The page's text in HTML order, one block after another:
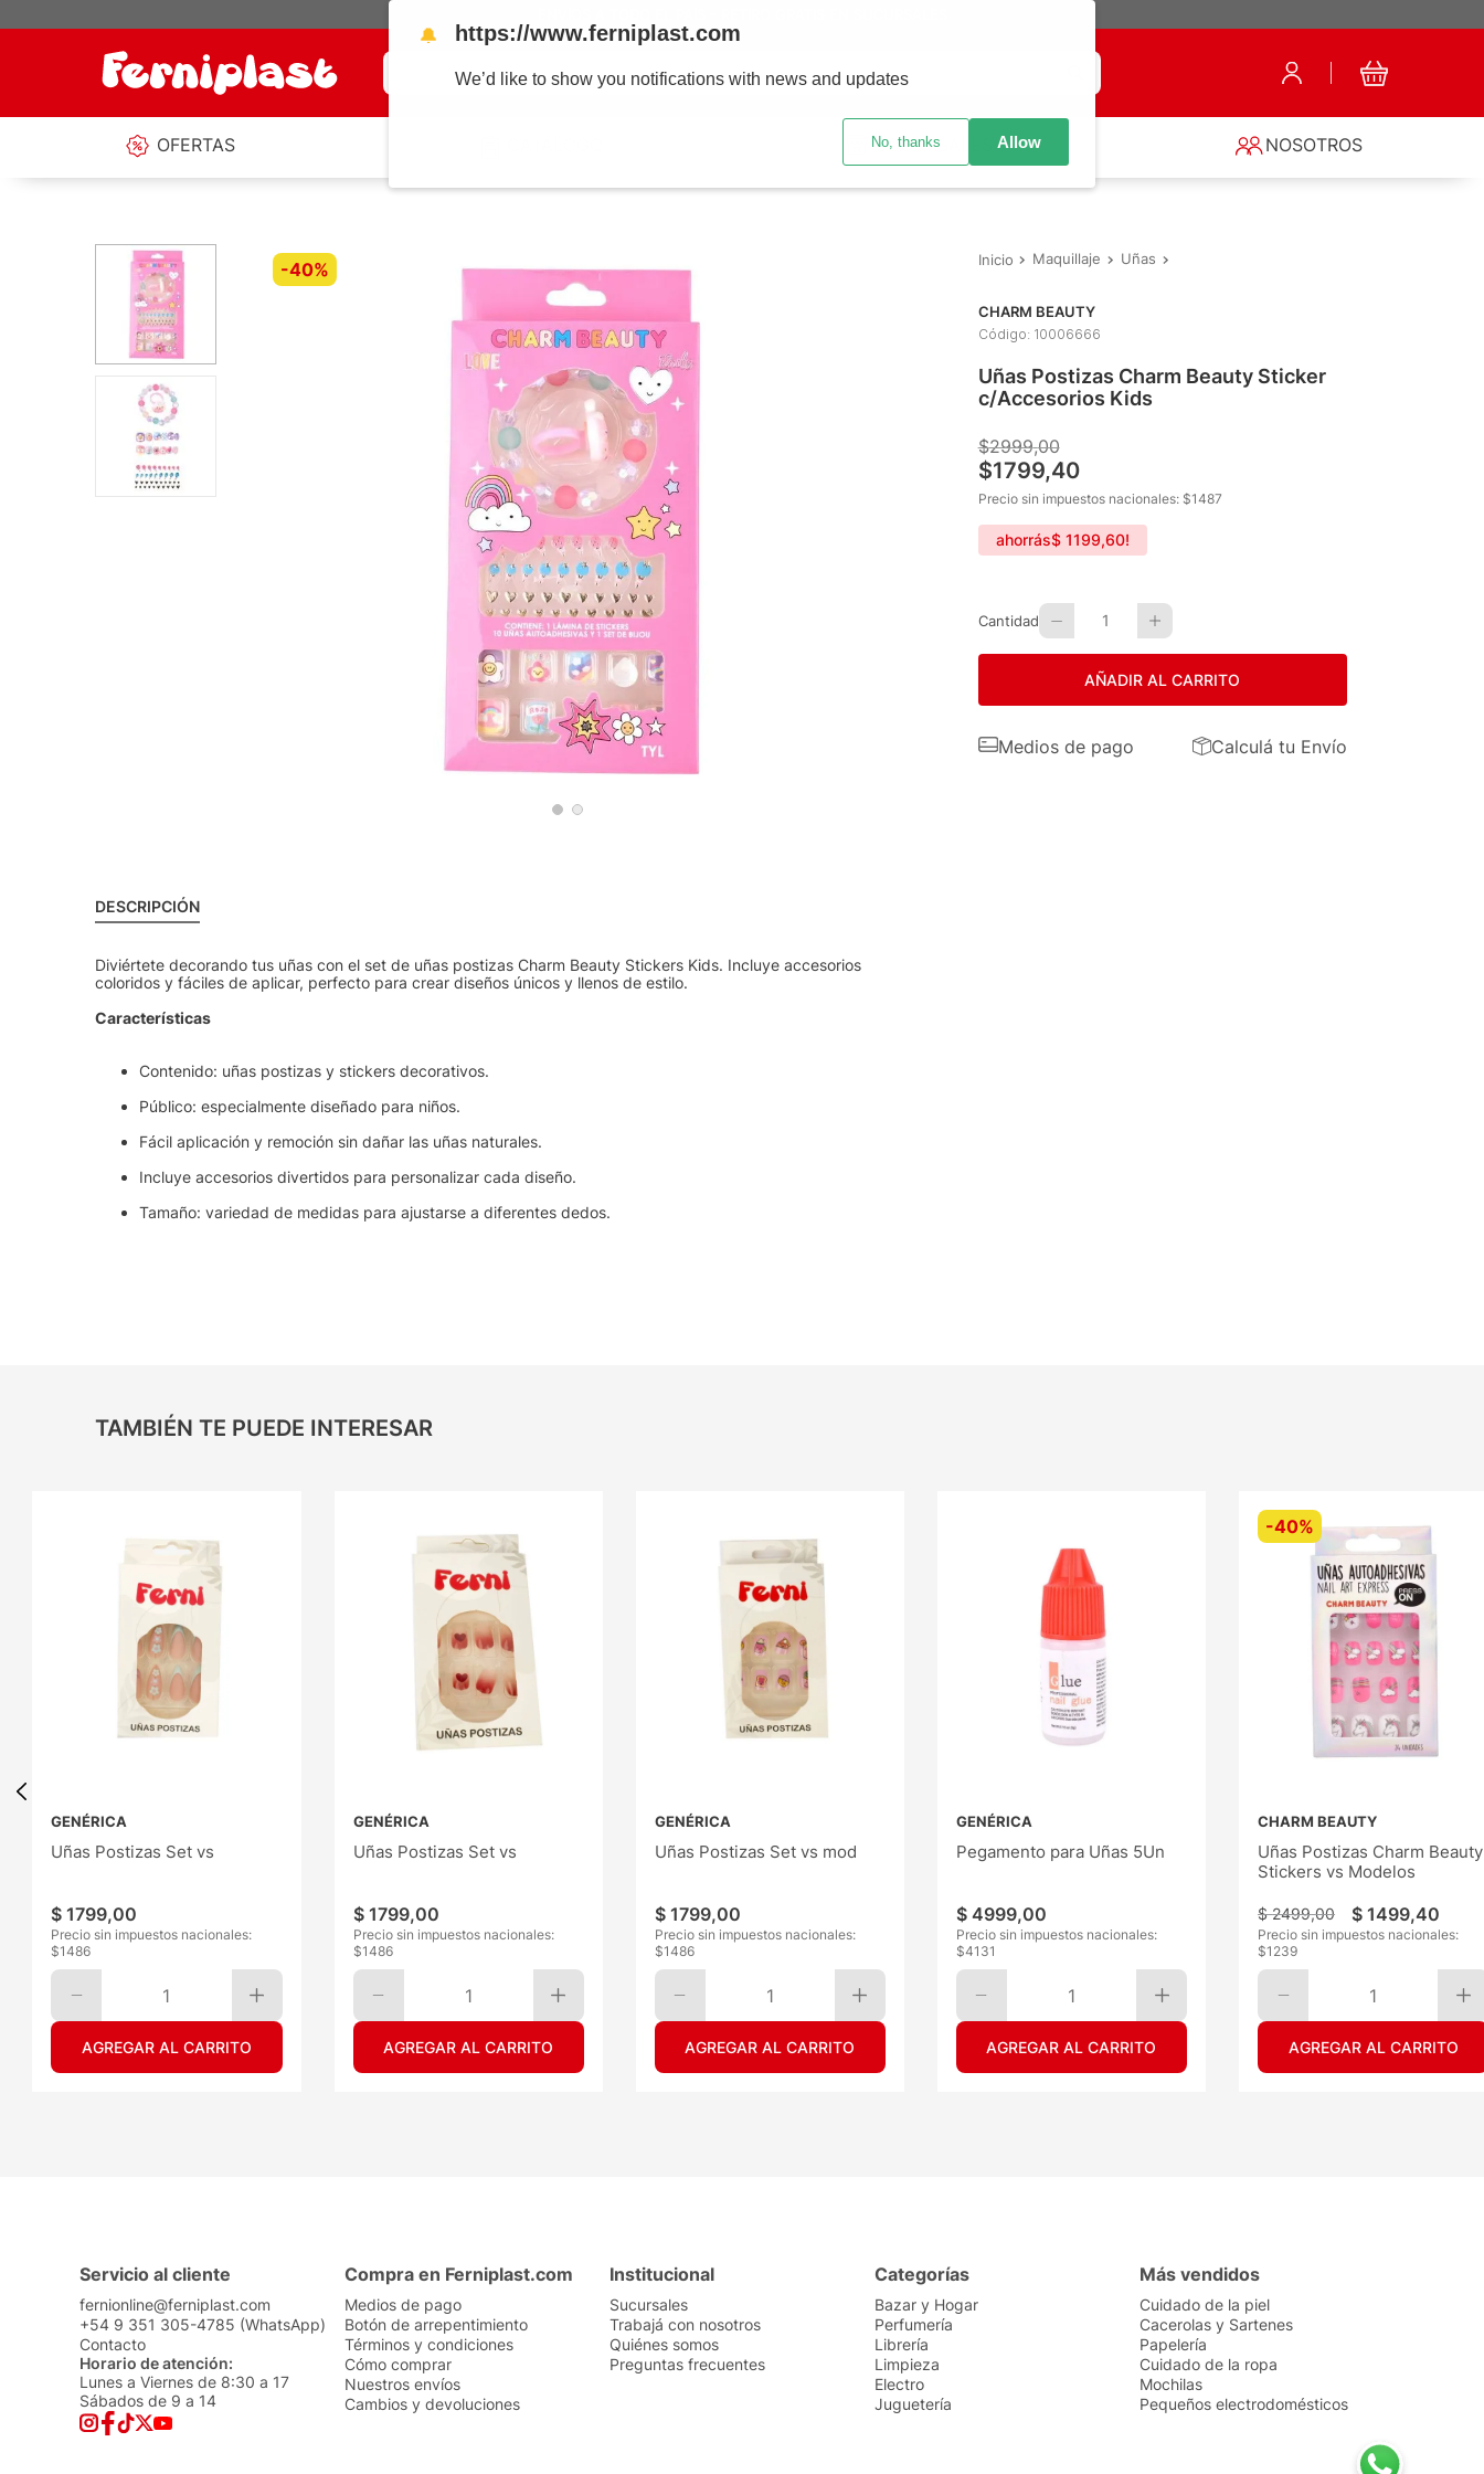
¿Qué estás buscando?
OFERTAS SUCURSALES NOSOTROS
-40%
DESCRIPCIÓN
Diviértete decorando tus uñas con el set de uñas postizas Charm Beauty Stickers Kids. Incluye accesorios
coloridos y fáciles de aplicar, perfecto para crear diseños únicos y llenos de estilo.
Características
Contenido: uñas postizas y stickers decorativos.
Público: especialmente diseñado para niños.
Fácil aplicación y remoción sin dañar las uñas naturales.
Incluye accesorios divertidos para personalizar cada diseño.
Tamaño: variedad de medidas para ajustarse a diferentes dedos.
Maquillaje Uñas
CHARM BEAUTY
Código: 10006666
Uñas Postizas Charm Beauty Sticker
c/Accesorios Kids
$2999,00
$1799,40
Precio sin impuestos nacionales: $1487
ahorrás$ 1199,60!
Cantidad 1
AÑADIR AL CARRITO
Medios de pago Calculá tu Envío
TAMBIÉN TE PUEDE INTERESAR
GENÉRICA
Uñas Postizas Set vs
$ 1799,00
Precio sin impuestos nacionales:
$1486
1
AGREGAR AL CARRITO
GENÉRICA
Uñas Postizas Set vs
$ 1799,00
Precio sin impuestos nacionales:
$1486
1
AGREGAR AL CARRITO
GENÉRICA
Uñas Postizas Set vs mod
$ 1799,00
Precio sin impuestos nacionales:
$1486
1
AGREGAR AL CARRITO
GENÉRICA
Pegamento para Uñas 5Un
$ 4999,00
Precio sin impuestos nacionales:
$4131
1
AGREGAR AL CARRITO
-40%
CHARM BEAUTY
Uñas Postizas Charm Beauty
Stickers vs Modelos
$ 2499,00 $ 1499,40
Precio sin impuestos nacionales:
$1239
1
AGREGAR AL CARRITO
Servicio al cliente
fernionline@ferniplast.com
+54 9 351 305-4785 (WhatsApp)
Contacto
Horario de atención:
Lunes a Viernes de 8:30 a 17
Sábados de 9 a 14
Compra en Ferniplast.com
Medios de pago
Botón de arrepentimiento
Términos y condiciones
Cómo comprar
Nuestros envíos
Cambios y devoluciones
Institucional
Sucursales
Trabajá con nosotros
Quiénes somos
Preguntas frecuentes
Categorías
Bazar y Hogar
Perfumería
Librería
Limpieza
Electro
Juguetería
Más vendidos
Cuidado de la piel
Cacerolas y Sartenes
Papelería
Cuidado de la ropa
Mochilas
Pequeños electrodomésticos
🔔 https://www.ferniplast.com
We’d like to show you notifications with news and updates
No, thanks Allow